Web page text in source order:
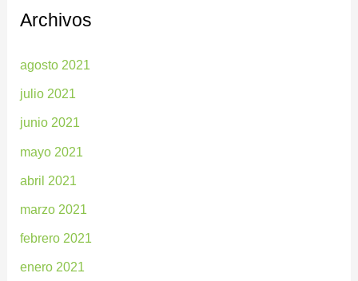
Archivos
agosto 2021
julio 2021
junio 2021
mayo 2021
abril 2021
marzo 2021
febrero 2021
enero 2021